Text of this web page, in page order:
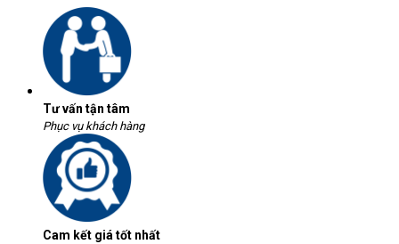
Tư vấn tận tâm
Phục vụ khách hàng
Cam kết giá tốt nhất